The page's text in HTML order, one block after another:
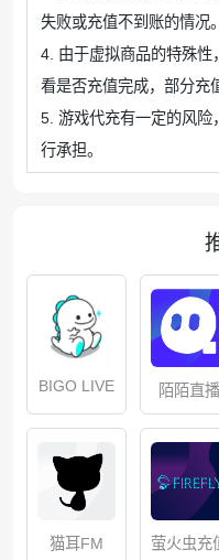
失败或充值不到账的情况。
4. 由于虚拟商品的特殊性
看是否充值完成，部分充
5. 游戏代充有一定的风险
行承担。
BIGO LIVE 陌陌直播
猫耳FM 萤火虫充